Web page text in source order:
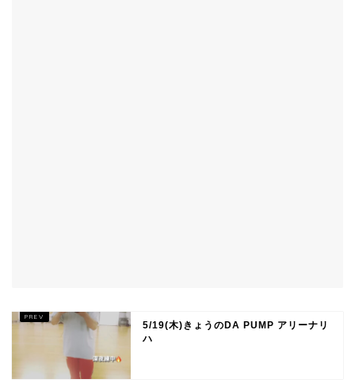
5/19(木)きょうのDA PUMP アリーナリ
ハ